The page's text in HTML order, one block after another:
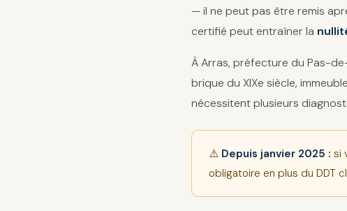
— il ne peut pas être remis
certifié peut entraîner la
À Arras, préfecture du Pas-
brique du XIXe siècle,
nécessitent plusieurs
⚠️ Depuis janvier 2025 : si
obligatoire en plus du DDT